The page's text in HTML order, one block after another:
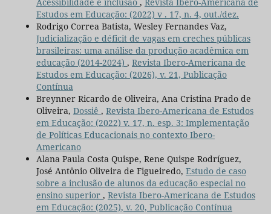
Estudos em Educação: (2022) v . 17, n. 4, out./dez.
Rodrigo Correa Batista, Wesley Fernandes Vaz,
Judicialização e déficit de vagas em creches públicas
brasileiras: uma análise da produção acadêmica em
educação (2014-2024) , Revista Ibero-Americana de
Estudos em Educação: (2026), v. 21, Publicação
Contínua
Breynner Ricardo de Oliveira, Ana Cristina Prado de
Oliveira, Dossiê , Revista Ibero-Americana de Estudos
em Educação: (2022) v. 17, n. esp. 3: Implementação
de Políticas Educacionais no contexto Ibero-
Americano
Alana Paula Costa Quispe, Rene Quispe Rodríguez,
José Antônio Oliveira de Figueiredo, Estudo de caso
sobre a inclusão de alunos da educação especial no
ensino superior , Revista Ibero-Americana de Estudos
em Educação: (2025), v. 20, Publicação Contínua